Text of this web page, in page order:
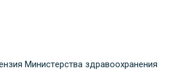
Министерства здравоохранения